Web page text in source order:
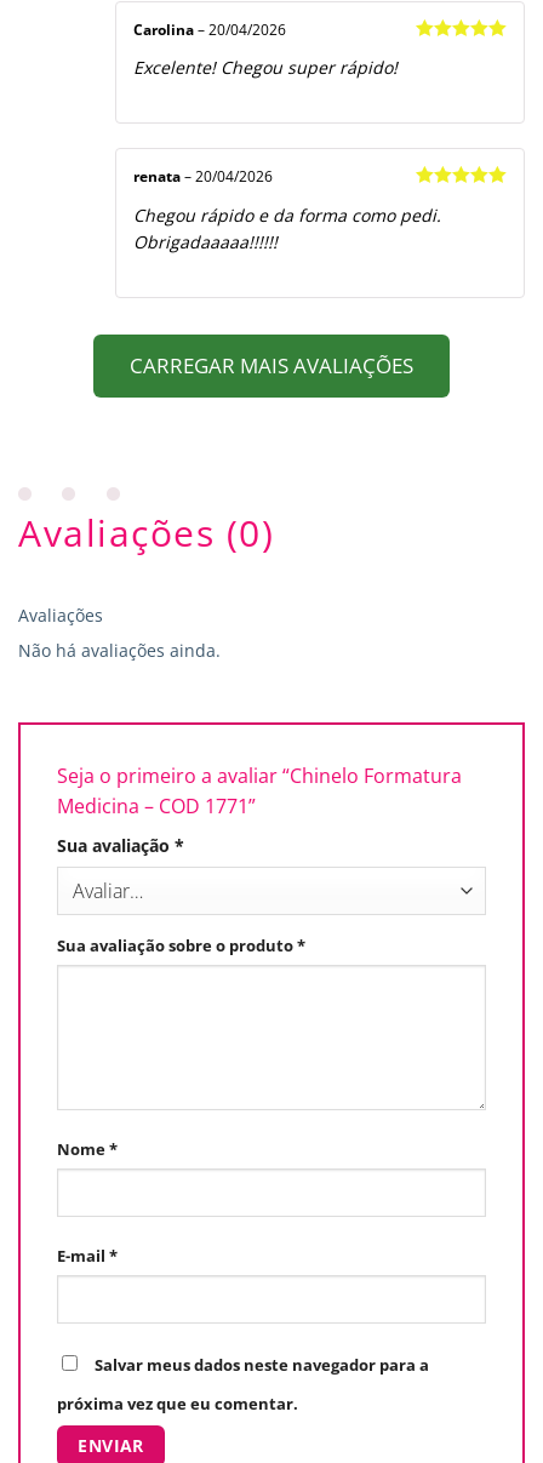
Carolina – 20/04/2026
Excelente! Chegou super rápido!
de 5
renata – 20/04/2026
Chegou rápido e da forma como pedi.
Obrigadaaaaa!!!!!!
CARREGAR MAIS AVALIAÇÕES
Avaliações (0)
Avaliações
Não há avaliações ainda.
Seja o primeiro a avaliar “Chinelo Formatura
Medicina – COD 1771”
Sua avaliação *
Sua avaliação sobre o produto*
Nome*
E-mail *
Salvar meus dados neste navegador para a
próxima vez que eu comentar.